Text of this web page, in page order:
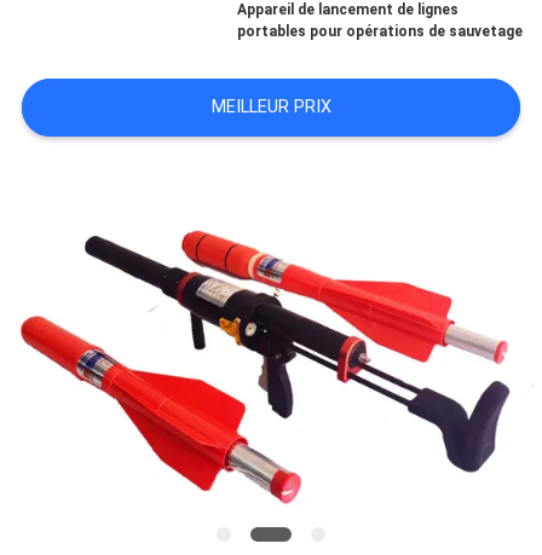
PLAN
DU
PRIVACY
POLICY
Appareil de lancement de lignes
portables pour opérations de sauvetage
MEILLEUR PRIX